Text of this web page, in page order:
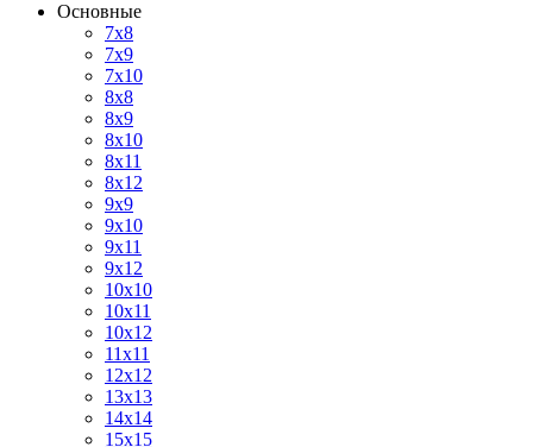
Основные
7х8
7х9
7х10
8х8
8х9
8х10
8х11
8х12
9х9
9х10
9х11
9х12
10х10
10х11
10х12
11х11
12х12
13х13
14х14
15х15